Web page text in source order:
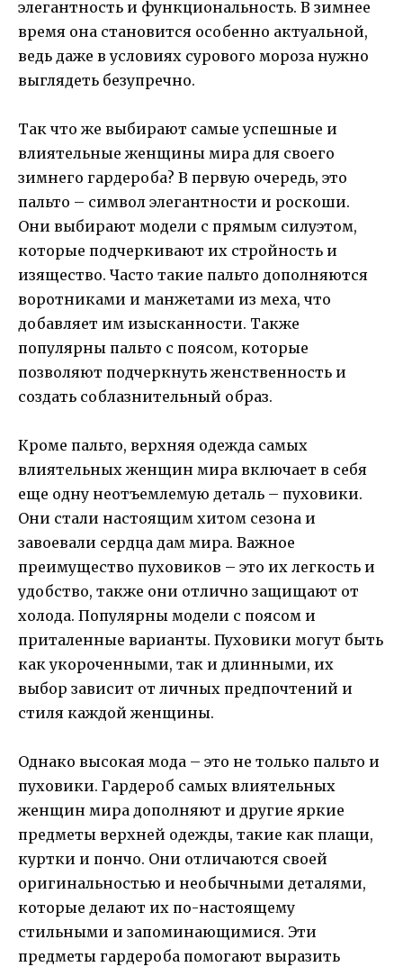
элегантность и функциональность. В зимнее
время она становится особенно актуальной,
ведь даже в условиях сурового мороза нужно
выглядеть безупречно.
Так что же выбирают самые успешные и
влиятельные женщины мира для своего
зимнего гардероба? В первую очередь, это
пальто – символ элегантности и роскоши.
Они выбирают модели с прямым силуэтом,
которые подчеркивают их стройность и
изящество. Часто такие пальто дополняются
воротниками и манжетами из меха, что
добавляет им изысканности. Также
популярны пальто с поясом, которые
позволяют подчеркнуть женственность и
создать соблазнительный образ.
Кроме пальто, верхняя одежда самых
влиятельных женщин мира включает в себя
еще одну неотъемлемую деталь – пуховики.
Они стали настоящим хитом сезона и
завоевали сердца дам мира. Важное
преимущество пуховиков – это их легкость и
удобство, также они отлично защищают от
холода. Популярны модели с поясом и
приталенные варианты. Пуховики могут быть
как укороченными, так и длинными, их
выбор зависит от личных предпочтений и
стиля каждой женщины.
Однако высокая мода – это не только пальто и
пуховики. Гардероб самых влиятельных
женщин мира дополняют и другие яркие
предметы верхней одежды, такие как плащи,
куртки и пончо. Они отличаются своей
оригинальностью и необычными деталями,
которые делают их по-настоящему
стильными и запоминающимися. Эти
предметы гардероба помогают выразить